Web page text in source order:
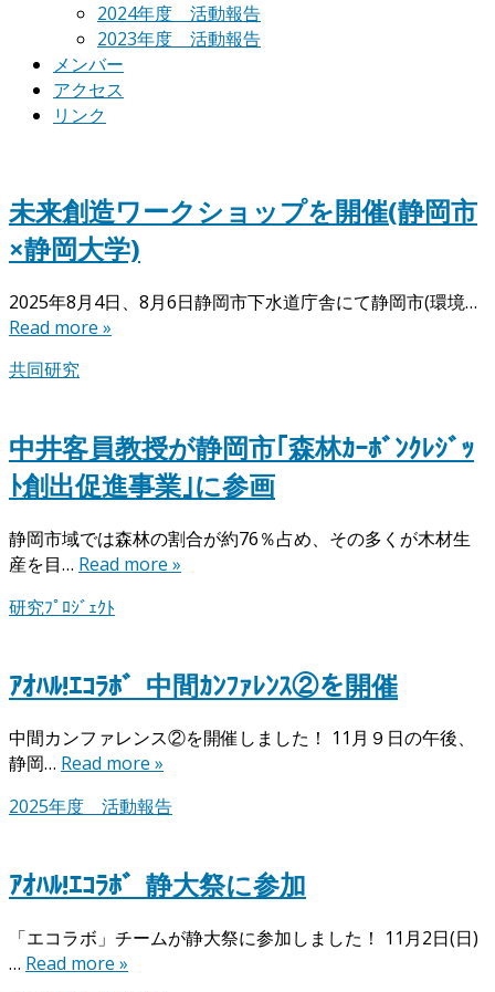
2024年度 活動報告
2023年度 活動報告
メンバー
アクセス
リンク
未来創造ワークショップを開催(静岡市
×静岡大学)
2025年8月4日、8月6日静岡市下水道庁舎にて静岡市(環境…
Read more »
共同研究
中井客員教授が静岡市｢森林ｶｰﾎﾞﾝｸﾚｼﾞｯ
ﾄ創出促進事業｣に参画
静岡市域では森林の割合が約76％占め、その多くが木材生
産を目… Read more »
研究ﾌﾟﾛｼﾞｪｸﾄ
ｱｵﾊﾙ!ｴｺﾗﾎﾞ_中間ｶﾝﾌｧﾚﾝｽ②を開催
中間カンファレンス②を開催しました！ 11月９日の午後、
静岡… Read more »
2025年度 活動報告
ｱｵﾊﾙ!ｴｺﾗﾎﾞ_静大祭に参加
「エコラボ」チームが静大祭に参加しました！ 11月2日(日)
… Read more »